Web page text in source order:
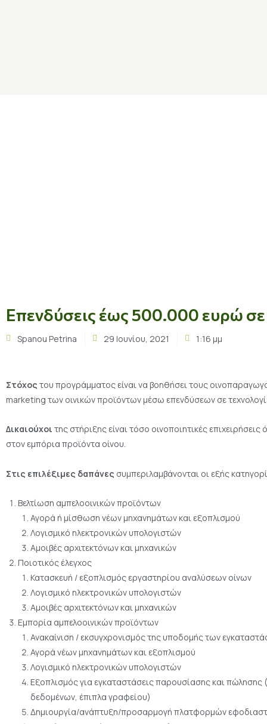
Επενδύσεις έως 500.000 ευρώ σε
Spanou Petrina 29 Ιουνίου, 2021 1:16 μμ
Στόχος του προγράμματος είναι να βοηθήσει τους
marketing των οινικών προϊόντων μέσω επενδύσεων σε
Δικαιούχοι της στήριξης είναι τόσο οινοποιητικές
στον εμπόρια προϊόντα οίνου.
Στις επιλέξιμες δαπάνες συμπεριλαμβάνονται οι εξής
Βελτίωση αμπελοοινικών προϊόντων
Αγορά ή μίσθωση νέων μηχανημάτων και εξοπλισμού
Λογισμικό ηλεκτρονικών υπολογιστών
Αμοιβές αρχιτεκτόνων και μηχανικών
Ποιοτικός έλεγχος
Κατασκευή / εξοπλισμός εργαστηρίου αναλύσεων οίνων
Λογισμικό ηλεκτρονικών υπολογιστών
Αμοιβές αρχιτεκτόνων και μηχανικών
Εμπορία αμπελοοινικών προϊόντων
Ανακαίνιση / εκσυγχρονισμός της υποδομής των
Αγορά νέων μηχανημάτων και εξοπλισμού
Λογισμικό ηλεκτρονικών υπολογιστών
Εξοπλισμός για εγκαταστάσεις παρουσίασης και πώλησης
δεδομένων, έπιπλα γραφείου)
Δημιουργία/ανάπτυξη/προσαρμογή πλατφορμών